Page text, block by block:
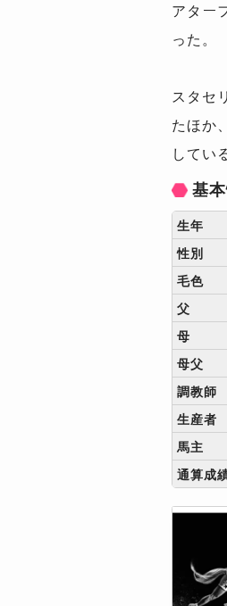
アター
った。
スタセ
たほか
してい
基
生年
性別
毛色
父
母
母父
調教師
生産者
馬主
通算成